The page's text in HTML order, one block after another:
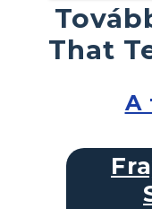
That
A